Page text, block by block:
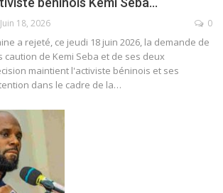
Juin 18, 2026 0
a rejeté, ce jeudi 18 juin 2026, la demande de
caution de Kemi Seba et de ses deux
maintient l'activiste béninois et ses
dans le cadre de la…